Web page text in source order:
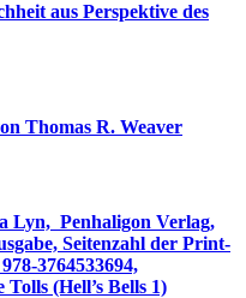
aus Perspektive des
Thomas R. Weaver
Lyn, ‎ Penhaligon Verlag,
Seitenzahl der Print-
Tolls (Hell’s Bells 1)